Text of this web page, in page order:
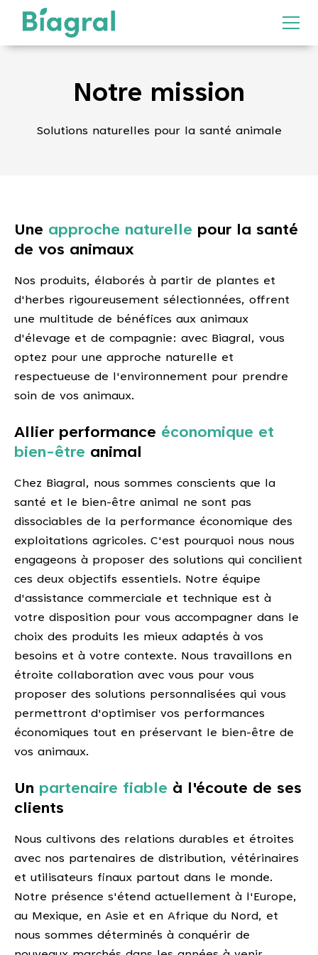
Notre mission
Solutions naturelles pour la santé animale
Une approche naturelle pour la santé
de vos animaux
Nos produits, élaborés à partir de plantes et
d'herbes rigoureusement sélectionnées, offrent
une multitude de bénéfices aux animaux
d'élevage et de compagnie: avec Biagral, vous
optez pour une approche naturelle et
respectueuse de l'environnement pour prendre
soin de vos animaux.
Allier performance économique et
bien-être animal
Chez Biagral, nous sommes conscients que la
santé et le bien-être animal ne sont pas
dissociables de la performance économique des
exploitations agricoles. C'est pourquoi nous nous
engageons à proposer des solutions qui concilient
ces deux objectifs essentiels. Notre équipe
d'assistance commerciale et technique est à
votre disposition pour vous accompagner dans le
choix des produits les mieux adaptés à vos
besoins et à votre contexte. Nous travaillons en
étroite collaboration avec vous pour vous
proposer des solutions personnalisées qui vous
permettront d'optimiser vos performances
économiques tout en préservant le bien-être de
vos animaux.
Un partenaire fiable à l'écoute de ses
clients
Nous cultivons des relations durables et étroites
avec nos partenaires de distribution, vétérinaires
et utilisateurs finaux partout dans le monde.
Notre présence s'étend actuellement à l'Europe,
au Mexique, en Asie et en Afrique du Nord, et
nous sommes déterminés à conquérir de